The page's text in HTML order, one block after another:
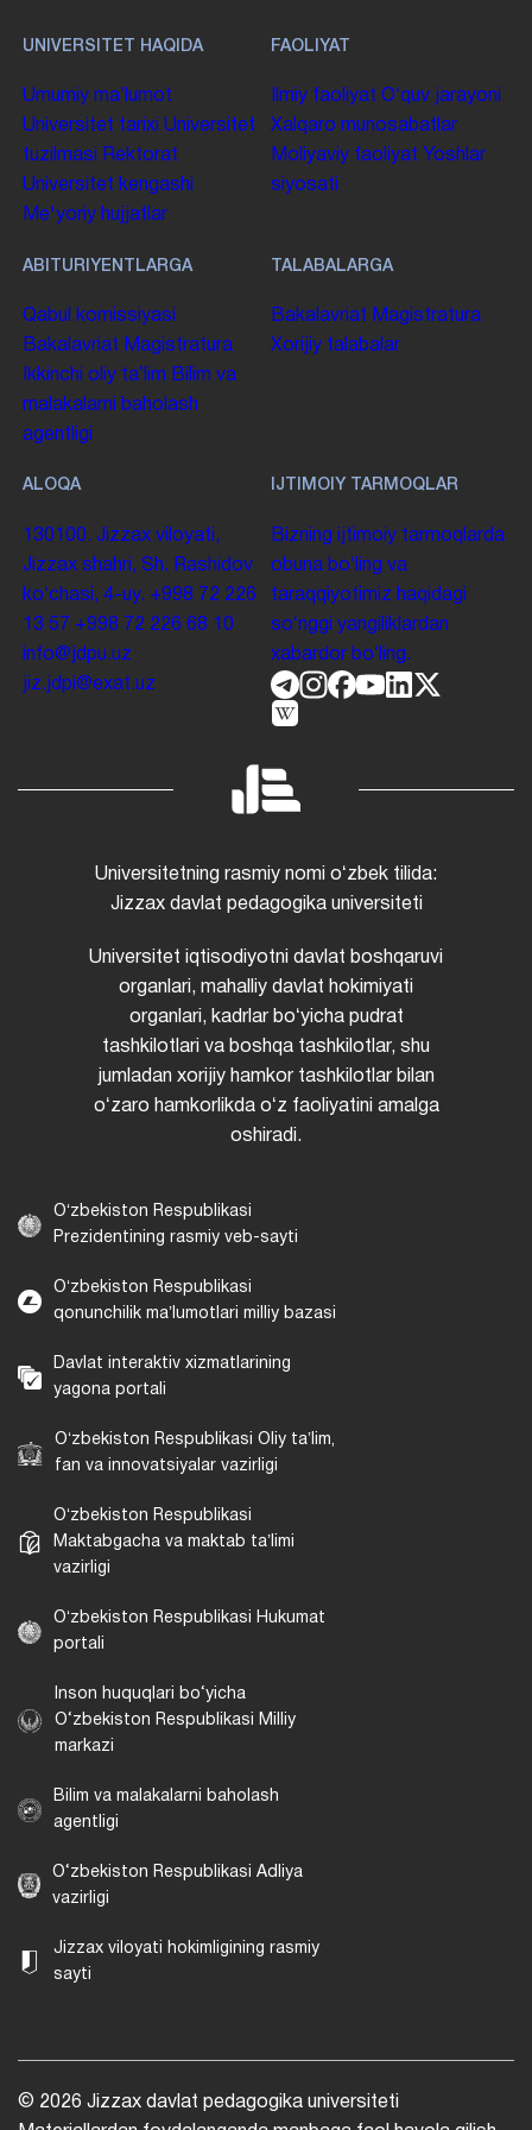
UNIVERSITET HAQIDA
Umumiy maʼlumot
Universitet tarixi Universitet
tuzilmasi
Rektorat
Universitet kengashi
Me'yoriy hujjatlar
FAOLIYAT
Ilmiy faoliyat Oʻquv jarayoni
Xalqaro munosabatlar
Moliyaviy faoliyat Yoshlar
siyosati
ABITURIYENTLARGA
Qabul komissiyasi
Bakalavriat Magistratura
Ikkinchi oliy taʼlim Bilim va
malakalarni baholash
agentligi
TALABALARGA
Bakalavriat Magistratura
Xorijiy talabalar
ALOQA
130100. Jizzax viloyati,
Jizzax shahri, Sh. Rashidov
koʻchasi, 4-uy. +998 72 226
13 57 +998 72 226 68 10
info@jdpu.uz
jiz.jdpi@exat.uz
IJTIMOIY TARMOQLAR
Bizning ijtimoiy tarmoqlarda
obuna boʻling va
taraqqiyotimiz haqidagi
soʻnggi yangiliklardan
xabardor boʻling.
Universitetning rasmiy nomi oʻzbek tilida:
Jizzax davlat pedagogika universiteti
Universitet iqtisodiyotni davlat boshqaruvi
organlari, mahalliy davlat hokimiyati
organlari, kadrlar boʻyicha pudrat
tashkilotlari va boshqa tashkilotlar, shu
jumladan xorijiy hamkor tashkilotlar bilan
oʻzaro hamkorlikda oʻz faoliyatini amalga
oshiradi.
Oʻzbekiston Respublikasi
Prezidentining rasmiy veb-sayti
Oʻzbekiston Respublikasi
qonunchilik maʼlumotlari milliy bazasi
Davlat interaktiv xizmatlarining
yagona portali
Oʻzbekiston Respublikasi Oliy taʼlim,
fan va innovatsiyalar vazirligi
Oʻzbekiston Respublikasi
Maktabgacha va maktab taʼlimi
vazirligi
Oʻzbekiston Respublikasi Hukumat
portali
Inson huquqlari bo‘yicha
O‘zbekiston Respublikasi Milliy
markazi
Bilim va malakalarni baholash
agentligi
O‘zbekiston Respublikasi Adliya
vazirligi
Jizzax viloyati hokimligining rasmiy
sayti
© 2026 Jizzax davlat pedagogika universiteti